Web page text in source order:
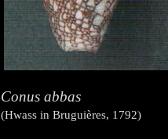
Conus abbas
(Hwass in Bruguières, 1792)